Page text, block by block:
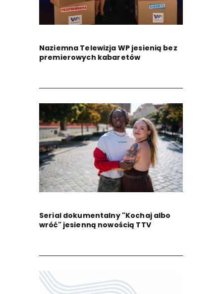
Naziemna Telewizja WP jesienią bez
premierowych kabaretów
Serial dokumentalny "Kochaj albo
wróć" jesienną nowością TTV